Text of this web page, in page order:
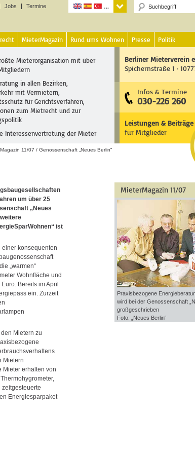
Jobs Termine
MieterMagazin Rund ums Wohnen Presse Politik
Mieterorganisation mit über
in allen Bezirken,
mit Vermietern,
für Gerichtsverfahren,
zum Mietrecht und zur
Interessenvertretung der Mieter
Berliner Mieterverein
Spichernstraße 1 ·
Infos & Termine
030-226 260
Leistungen & Beiträge
für Mitglieder
11/07 / Genossenschaft „Neues Berlin“
um über 25
„Neues
ist
einer konsequenten
„warmen“
Wohnfläche und
Bereits im April
ein. Zurzeit
Mietern zu
Mietern
Mieter erhalten von
Energiesparpaket
MieterMagazin 11/07
Praxisbezogene
wird bei der Genossenschaft
großgeschrieben
Foto: „Neues Berlin“